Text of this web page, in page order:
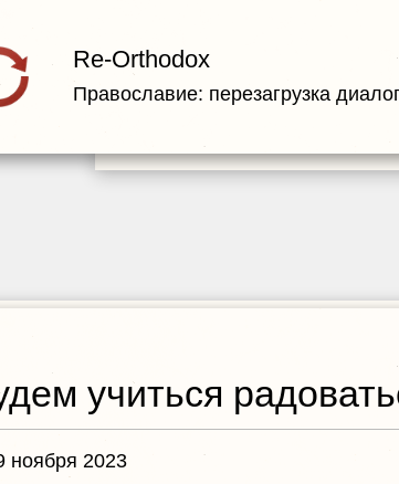
Re-Orthodox
Православие: перезагрузка
учиться
ноября 2023